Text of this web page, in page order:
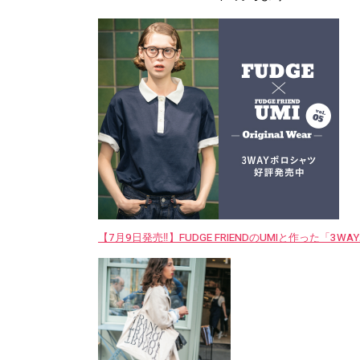
【7月9日発売‼︎】FUDGE FRIENDのUMIと作った「